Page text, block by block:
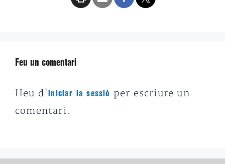
Feu un comentari
Heu d'iniciar la sessió
per escriure un
comentari.